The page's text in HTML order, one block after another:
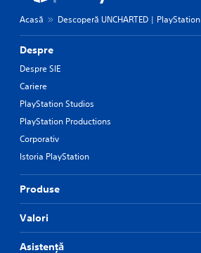
Acasă Descoperă UNCHARTED | PlayStation
Despre
Despre SIE
Cariere
PlayStation Studios
PlayStation Productions
Corporativ
Istoria PlayStation
Produse
Valori
Asistență